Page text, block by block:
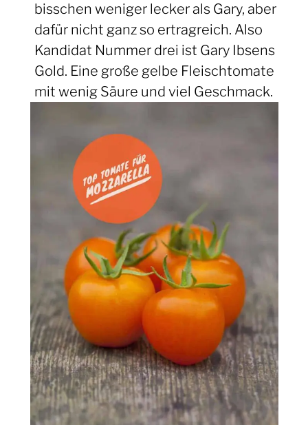
bisschen weniger lecker als Gary, aber
dafür nicht ganz so ertragreich. Also
Kandidat Nummer drei ist Gary Ibsens
Gold. Eine große gelbe Fleischtomate
mit wenig Säure und viel Geschmack.